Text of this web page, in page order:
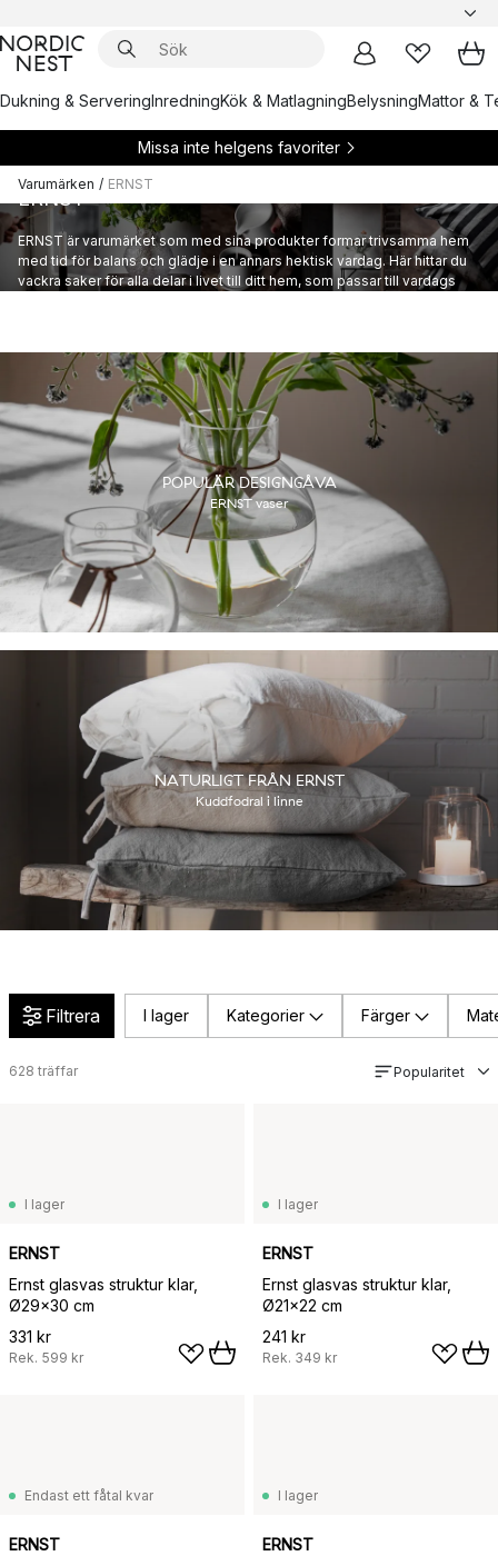
Dukning & ServeringInredningKök & MatlagningBelysningMattor &
Missa inte helgens favoriter
Varumärken / ERNST
ERNST
ERNST är varumärket som med sina produkter formar trivsamma hem
med tid för balans och glädje i en annars hektisk vardag. Här hittar du
vackra saker för alla delar i livet till ditt hem, som passar till vardags
POPULÄR DESIGNGÅVA
ERNST vaser
NATURLIGT FRÅN ERNST
Kuddfodral i linne
Filtrera I lager Kategorier Färger
628 träffar Popularitet
I lager
ERNST
Ernst glasvas struktur klar,
Ø29x30 cm
331 kr
Rek. 599 kr
I lager
ERNST
Ernst glasvas struktur klar,
Ø21x22 cm
241 kr
Rek. 349 kr
Endast ett fåtal kvar
ERNST
I lager
ERNST